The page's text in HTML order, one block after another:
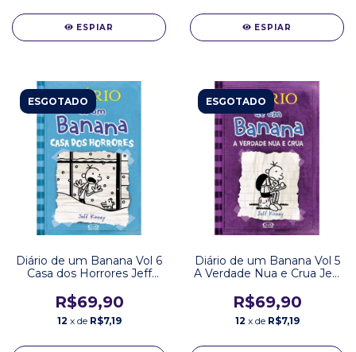
ESPIAR ESPIAR
ESGOTADO
Diário de um Banana Vol 6
Casa dos Horrores Jeff
R$69,90
12 x de R$7,19
ESGOTADO
Diário de um Banana Vol 5
A Verdade Nua e Crua Jeff
R$69,90
12 x de R$7,19